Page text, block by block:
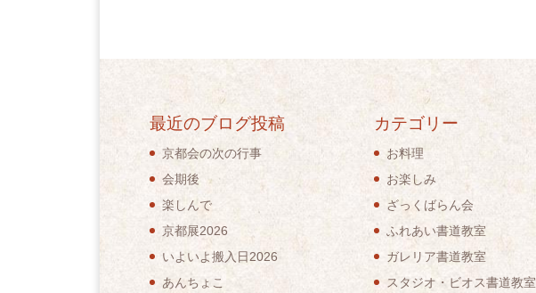
最近のブログ投稿
京都会の次の行事
会期後
楽しんで
京都展2026
いよいよ搬入日2026
あんちょこ
カテゴリー
お料理
お楽しみ
ざっくばらん会
ふれあい書道教室
ガレリア書道教室
スタジオ・ビオス書道教室